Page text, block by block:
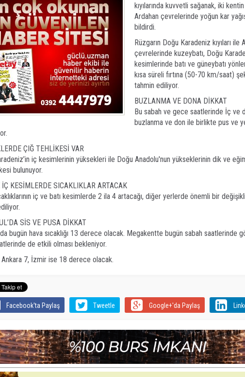
kıyılarında kuvvetli sağanak, iki
Ardahan çevrelerinde yoğun kar
bildirdi.
Rüzgarın Doğu Karadeniz kıyıları ile
çevrelerinde kuzeybatı, Doğu
kesimlerinde batı ve güneybatı
kısa süreli fırtına (50-70 km/saat)
tahmin ediliyor.
BUZLANMA VE DONA DİKKAT
Bu sabah ve gece saatlerinde İç ve
buzlanma ve don ile birlikte pus ve
ÇIĞ TEHLİKESİ VAR
iç kesimlerinin yüksekleri ile Doğu Anadolu'nun yükseklerinin dik ve
bulunuyor.
İÇ KESİMLERDE SICAKLIKLAR ARTACAK
iç ve batı kesimlerde 2 ila 4 artacağı, diğer yerlerde önemli bir
SİS VE PUSA DİKKAT
bugün hava sıcaklığı 13 derece olacak. Megakentte bugün sabah saatlerinde
de etkili olması bekleniyor.
7, İzmir ise 18 derece olacak.
Facebook'ta Paylaş Tweetle Google+'da Paylaş